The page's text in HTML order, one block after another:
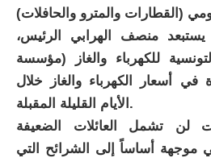
منصف الهرابي الرئيس،
للكهرباء والغاز (مؤسسة
في أسعار الكهرباء والغاز خلال
الأيام القليلة المقبلة.
لن تشمل العائلات الضعيفة
أساساً إلى الشرائح التي